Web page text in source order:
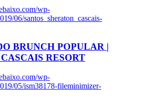
wp-
06/santos_sheraton_cascais-
BRUNCH POPULAR |
RESORT
wp-
05/ism38178-fileminimizer-